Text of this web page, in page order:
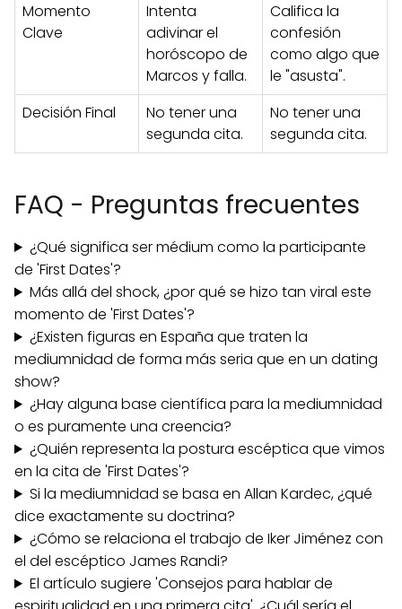
Momento
Clave
Intenta
adivinar el
horóscopo de
Marcos y falla.
Califica la
confesión
como algo que
le "asusta".
Decisión Final
No tener una
segunda cita.
No tener una
segunda cita.
FAQ - Preguntas frecuentes
¿Qué significa ser médium como la participante
de 'First Dates'?
Más allá del shock, ¿por qué se hizo tan viral este
momento de 'First Dates'?
¿Existen figuras en España que traten la
mediumnidad de forma más seria que en un dating
show?
¿Hay alguna base científica para la mediumnidad
o es puramente una creencia?
¿Quién representa la postura escéptica que vimos
en la cita de 'First Dates'?
Si la mediumnidad se basa en Allan Kardec, ¿qué
dice exactamente su doctrina?
¿Cómo se relaciona el trabajo de Iker Jiménez con
el del escéptico James Randi?
El artículo sugiere 'Consejos para hablar de